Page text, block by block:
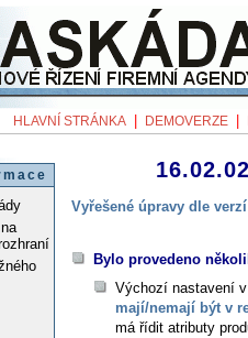
HLAVNÍ STRÁNKA DEMOVERZE
Vyřešené úpravy dle verzí
Bylo provedeno
Výchozí nastavení
mají/nemají být v
má řídit atributy